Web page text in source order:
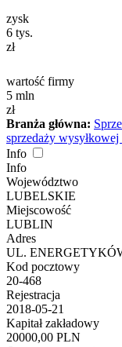
zysk
6 tys.
zł
wartość firmy
5 mln
zł
Branża główna:
sprzedaży
Info
Info
Województwo
LUBELSKIE
Miejscowość
LUBLIN
Adres
UL.
Kod pocztowy
20-468
Rejestracja
2018-05-21
Kapitał zakładowy
20000,00 PLN